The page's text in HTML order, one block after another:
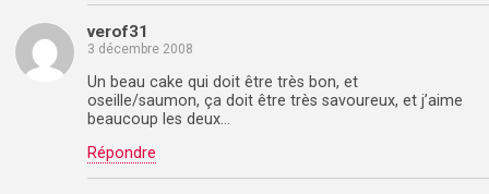
verof31
3 décembre 2008
Un beau cake qui doit être très bon, et
oseille/saumon, ça doit être très savoureux, et j’aime
beaucoup les deux…
Répondre